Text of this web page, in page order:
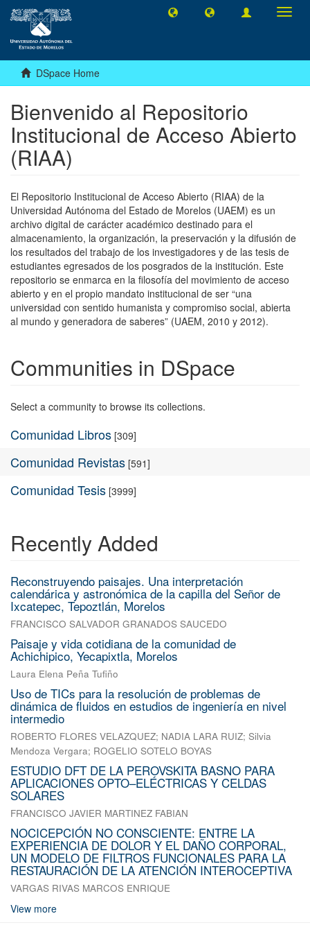
DSpace Home
Bienvenido al Repositorio
Institucional de Acceso Abierto
(RIAA)
El Repositorio Institucional de Acceso Abierto (RIAA) de la
Universidad Autónoma del Estado de Morelos (UAEM) es un
archivo digital de carácter académico destinado para el
almacenamiento, la organización, la preservación y la difusión de
los resultados del trabajo de los investigadores y de las tesis de
estudiantes egresados de los posgrados de la institución. Este
repositorio se enmarca en la filosofía del movimiento de acceso
abierto y en el propio mandato institucional de ser “una
universidad con sentido humanista y compromiso social, abierta
al mundo y generadora de saberes” (UAEM, 2010 y 2012).
Communities in DSpace
Select a community to browse its collections.
Comunidad Libros [309]
Comunidad Revistas [591]
Comunidad Tesis [3999]
Recently Added
Reconstruyendo paisajes. Una interpretación
calendárica y astronómica de la capilla del Señor de
Ixcatepec, Tepoztlán, Morelos
FRANCISCO SALVADOR GRANADOS SAUCEDO
Paisaje y vida cotidiana de la comunidad de
Achichipico, Yecapixtla, Morelos
Laura Elena Peña Tufiño
Uso de TICs para la resolución de problemas de
dinámica de fluidos en estudios de ingeniería en nivel
intermedio
ROBERTO FLORES VELAZQUEZ; NADIA LARA RUIZ; Silvia
Mendoza Vergara; ROGELIO SOTELO BOYAS
ESTUDIO DFT DE LA PEROVSKITA BASNO PARA
APLICACIONES OPTO–ELÉCTRICAS Y CELDAS
SOLARES
FRANCISCO JAVIER MARTINEZ FABIAN
NOCICEPCIÓN NO CONSCIENTE: ENTRE LA
EXPERIENCIA DE DOLOR Y EL DAÑO CORPORAL,
UN MODELO DE FILTROS FUNCIONALES PARA LA
RESTAURACIÓN DE LA ATENCIÓN INTEROCEPTIVA
VARGAS RIVAS MARCOS ENRIQUE
View more